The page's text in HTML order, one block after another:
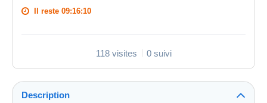
Il reste 09:16:10
118 visites 0 suivi
Description